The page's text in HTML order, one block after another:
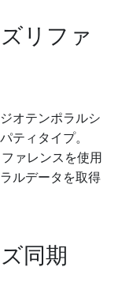
リファ
オテンポラルシ
ティタイプ。
ァレンスを使用
ルデータを取得
同期